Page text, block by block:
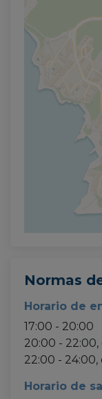
Normas
Horario de
17:00 - 20:00
20:00 -
22:00 -
Horario de